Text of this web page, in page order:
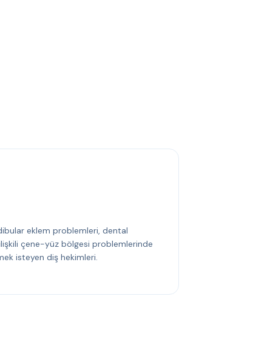
eklem problemleri, dental
çene-yüz bölgesi problemlerinde
isteyen diş hekimleri.